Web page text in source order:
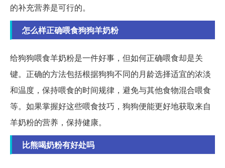
的补充营养是可行的。
怎么样正确喂食狗狗羊奶粉
给狗狗喂食羊奶粉是一件好事，但如何正确喂食却是关
键。正确的方法包括根据狗狗不同的月龄选择适宜的浓淡
和温度，保持喂食的时间规律，避免与其他食物混合喂食
等。如果掌握好这些喂食技巧，狗狗便能更好地获取来自
羊奶粉的营养，保持健康。
比熊喝奶粉有好处吗